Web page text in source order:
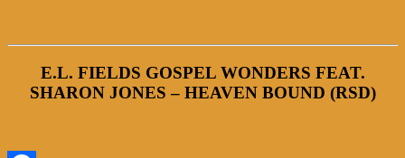
E.L. FIELDS GOSPEL WONDERS FEAT.
SHARON JONES – HEAVEN BOUND (RSD)